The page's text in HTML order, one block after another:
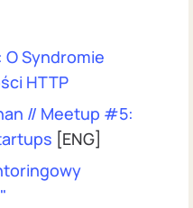
O Syndromie
HTTP
// Meetup #5:
[ENG]